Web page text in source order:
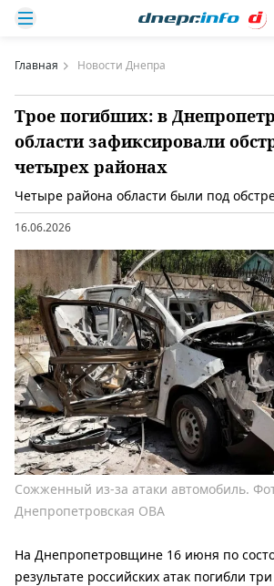
Главная Новости Днепра
Трое погибших: в
области зафиксировали
четырех районах
Четыре района области были под
16.06.2026
Сожженный из-за атаки автомобиль.
Днепропетровская ОВА
На Днепропетровщине 16 июня по
результате российских атак погибли